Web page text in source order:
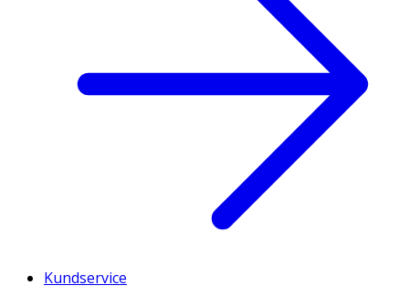
Kundservice